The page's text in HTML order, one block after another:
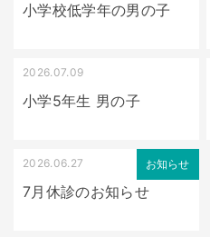
小学校低学年の男の子
2026.07.09
小学5年生 男の子
お知らせ
2026.06.27
7月休診のお知らせ